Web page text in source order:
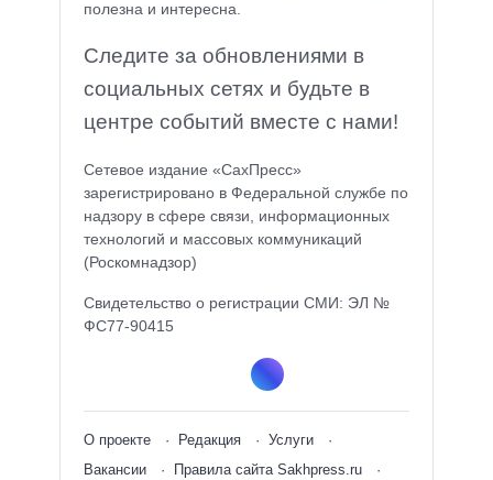
полезна и интересна.
Следите за обновлениями в
социальных сетях и будьте в
центре событий вместе с нами!
Сетевое издание «СахПресс»
зарегистрировано в Федеральной службе по
надзору в сфере связи, информационных
технологий и массовых коммуникаций
(Роскомнадзор)
Свидетельство о регистрации СМИ: ЭЛ №
ФС77-90415
О проекте Редакция
Услуги
Вакансии
Правила сайта Sakhpress.ru